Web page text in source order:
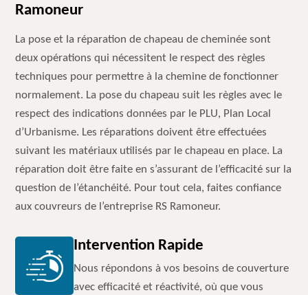
Ramoneur
La pose et la réparation de chapeau de cheminée sont
deux opérations qui nécessitent le respect des règles
techniques pour permettre à la chemine de fonctionner
normalement. La pose du chapeau suit les règles avec le
respect des indications données par le PLU, Plan Local
d’Urbanisme. Les réparations doivent être effectuées
suivant les matériaux utilisés par le chapeau en place. La
réparation doit être faite en s’assurant de l’efficacité sur la
question de l’étanchéité. Pour tout cela, faites confiance
aux couvreurs de l’entreprise RS Ramoneur.
Intervention Rapide
Nous répondons à vos besoins de couverture
avec efficacité et réactivité, où que vous